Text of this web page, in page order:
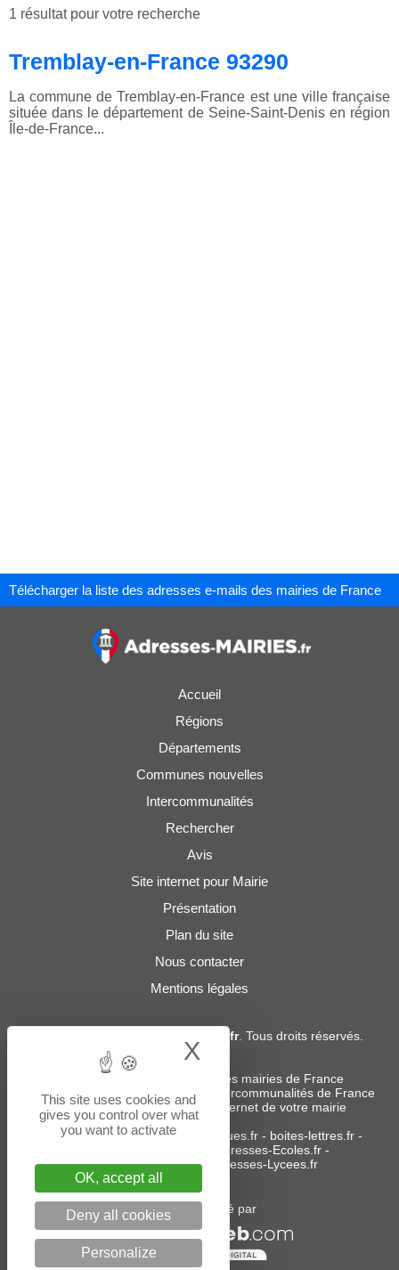
1 résultat pour votre recherche
Tremblay-en-France 93290
La commune de Tremblay-en-France est une ville française
située dans le département de Seine-Saint-Denis en région
Île-de-France...
Télécharger la liste des adresses e-mails des mairies de France
Accueil
Régions
Départements
Communes nouvelles
Intercommunalités
Rechercher
Avis
Site internet pour Mairie
Présentation
Plan du site
Nous contacter
Mentions légales
Adresses-Mairies.fr. Tous droits réservés.
Services :
Liste des adresses e-mails des mairies de France
Liste des adresses e-mails des intercommunalités de France
-Création ou refonte du site internet de votre mairie
Sites partenaires:donneespubliques.fr- boites-lettres.fr-
Adresses-Ecoles.fr -
Adresses-Colleges.fr- Adresses-Lycees.fr
Un service édité par
This site uses cookies and
gives you control over what
you want to activate
OK, accept all
Deny all cookies
Personalize
X